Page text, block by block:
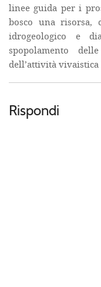
linee guida per i
bosco una risorsa,
idrogeologico e
spopolamento
dell’attività vivaistica
Rispondi